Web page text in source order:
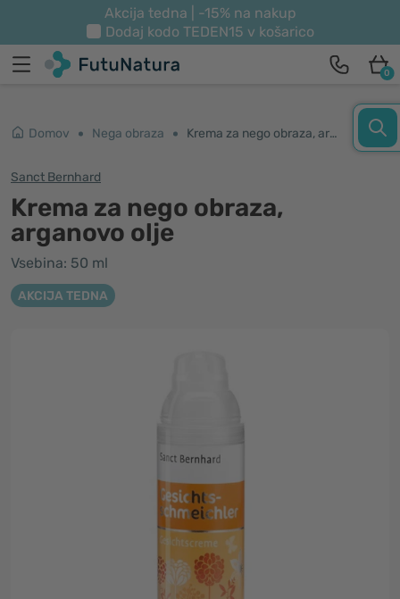
Akcija tedna | -15% na nakup
Dodaj kodo TEDEN15 v košarico
0
Domov Nega obraza Krema za nego obraza, arganovo olje
Sanct Bernhard
Krema za nego obraza,
arganovo olje
Vsebina: 50 ml
AKCIJA TEDNA